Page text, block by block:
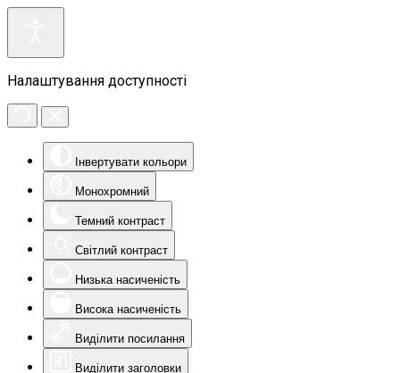
Налаштування доступності
Інвертувати кольори
Монохромний
Темний контраст
Світлий контраст
Низька насиченість
Висока насиченість
Виділити посилання
Виділити заголовки